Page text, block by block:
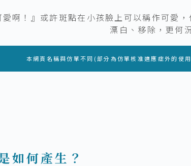
愛啊！』或許斑點在小孩臉上可以稱作可愛
漂白、移除，更何
本網頁名稱與仿單不同(部分為仿單核准適應症外的使
如何產生？